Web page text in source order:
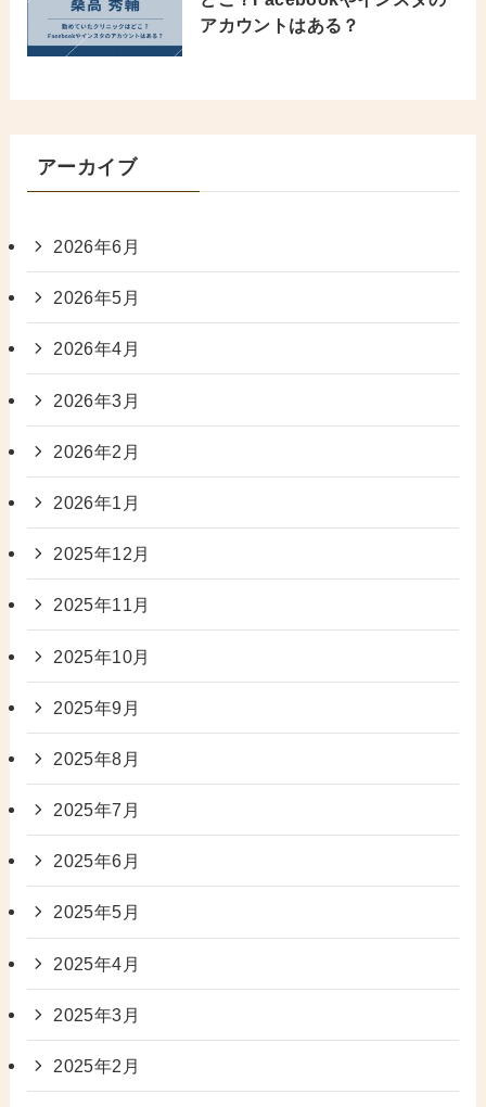
アカウントはある？
アーカイブ
2026年6月
2026年5月
2026年4月
2026年3月
2026年2月
2026年1月
2025年12月
2025年11月
2025年10月
2025年9月
2025年8月
2025年7月
2025年6月
2025年5月
2025年4月
2025年3月
2025年2月